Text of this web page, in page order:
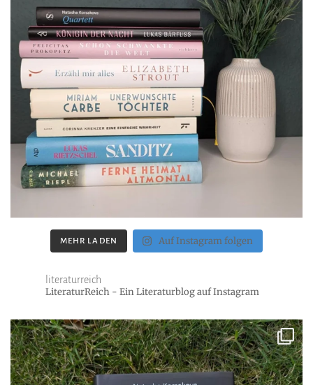
MEHR LADEN Auf Instagram folgen
literaturreich
LiteraturReich - Ein Literaturblog auf Instagram